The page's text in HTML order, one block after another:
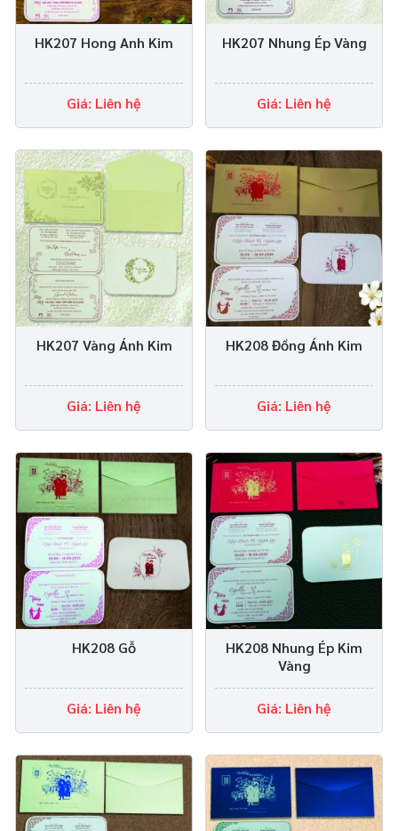
HK207 Hong Anh Kim
Giá: Liên hệ
HK207 Nhung Ép Vàng
Giá: Liên hệ
HK207 Vàng Ánh Kim
Giá: Liên hệ
HK208 Đồng Ánh Kim
Giá: Liên hệ
HK208 Gỗ
Giá: Liên hệ
HK208 Nhung Ép Kim
Vàng
Giá: Liên hệ